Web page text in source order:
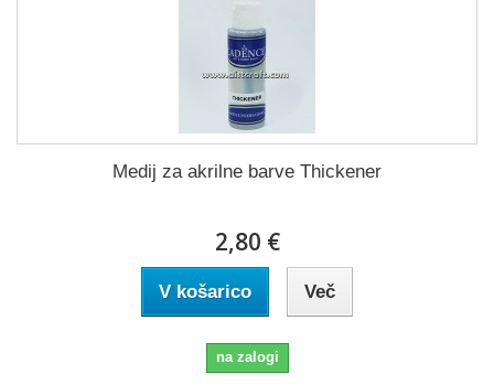
Medij za akrilne barve Thickener
2,80 €
V košarico Več
na zalogi